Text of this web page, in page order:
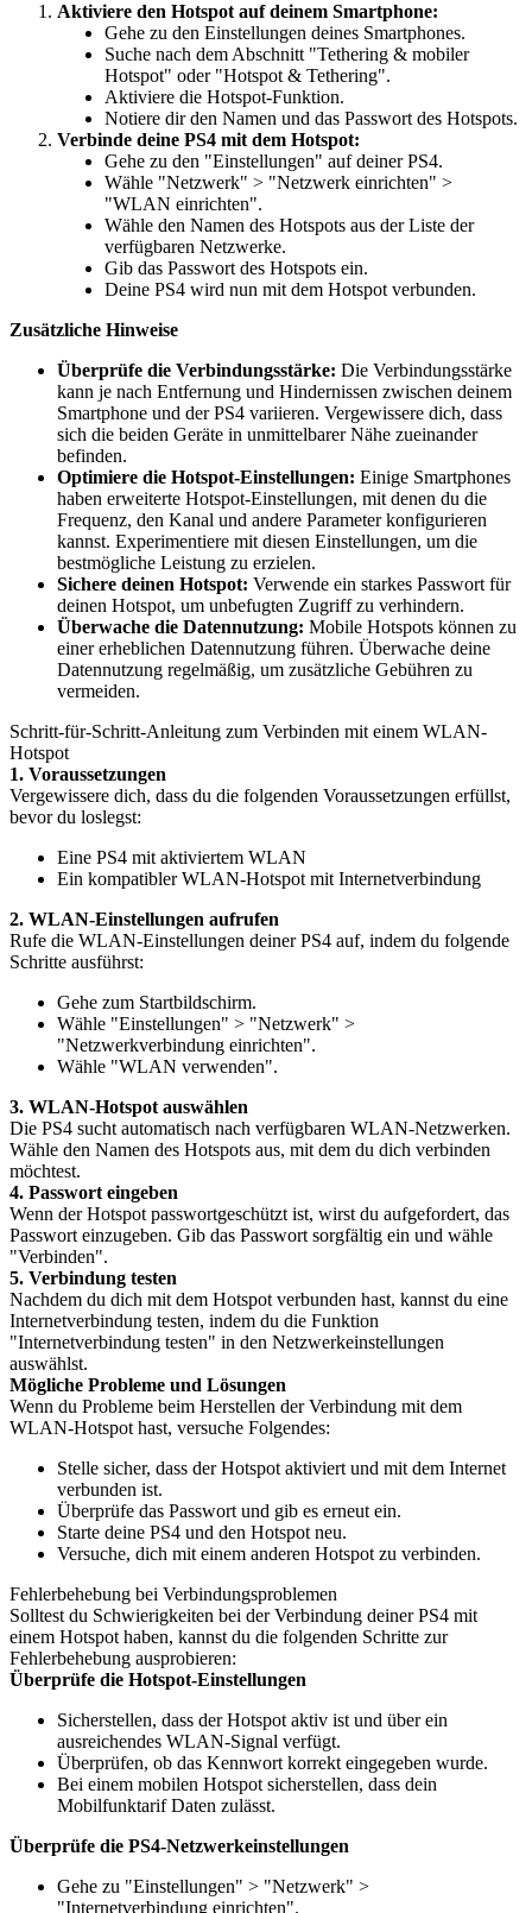
Aktiviere den Hotspot auf deinem Smartphone:
Gehe zu den Einstellungen deines Smartphones.
Suche nach dem Abschnitt "Tethering & mobiler
Hotspot" oder "Hotspot & Tethering".
Aktiviere die Hotspot-Funktion.
Notiere dir den Namen und das Passwort des Hotspots.
Verbinde deine PS4 mit dem Hotspot:
Gehe zu den "Einstellungen" auf deiner PS4.
Wähle "Netzwerk" > "Netzwerk einrichten" >
"WLAN einrichten".
Wähle den Namen des Hotspots aus der Liste der
verfügbaren Netzwerke.
Gib das Passwort des Hotspots ein.
Deine PS4 wird nun mit dem Hotspot verbunden.
Zusätzliche Hinweise
Überprüfe die Verbindungsstärke: Die Verbindungsstärke
kann je nach Entfernung und Hindernissen zwischen deinem
Smartphone und der PS4 variieren. Vergewissere dich, dass
sich die beiden Geräte in unmittelbarer Nähe zueinander
befinden.
Optimiere die Hotspot-Einstellungen: Einige Smartphones
haben erweiterte Hotspot-Einstellungen, mit denen du die
Frequenz, den Kanal und andere Parameter konfigurieren
kannst. Experimentiere mit diesen Einstellungen, um die
bestmögliche Leistung zu erzielen.
Sichere deinen Hotspot: Verwende ein starkes Passwort für
deinen Hotspot, um unbefugten Zugriff zu verhindern.
Überwache die Datennutzung: Mobile Hotspots können zu
einer erheblichen Datennutzung führen. Überwache deine
Datennutzung regelmäßig, um zusätzliche Gebühren zu
vermeiden.
Schritt-für-Schritt-Anleitung zum Verbinden mit einem WLAN-
Hotspot
1. Voraussetzungen
Vergewissere dich, dass du die folgenden Voraussetzungen erfüllst,
bevor du loslegst:
Eine PS4 mit aktiviertem WLAN
Ein kompatibler WLAN-Hotspot mit Internetverbindung
2. WLAN-Einstellungen aufrufen
Rufe die WLAN-Einstellungen deiner PS4 auf, indem du folgende
Schritte ausführst:
Gehe zum Startbildschirm.
Wähle "Einstellungen" > "Netzwerk" >
"Netzwerkverbindung einrichten".
Wähle "WLAN verwenden".
3. WLAN-Hotspot auswählen
Die PS4 sucht automatisch nach verfügbaren WLAN-Netzwerken.
Wähle den Namen des Hotspots aus, mit dem du dich verbinden
möchtest.
4. Passwort eingeben
Wenn der Hotspot passwortgeschützt ist, wirst du aufgefordert, das
Passwort einzugeben. Gib das Passwort sorgfältig ein und wähle
"Verbinden".
5. Verbindung testen
Nachdem du dich mit dem Hotspot verbunden hast, kannst du eine
Internetverbindung testen, indem du die Funktion
"Internetverbindung testen" in den Netzwerkeinstellungen
auswählst.
Mögliche Probleme und Lösungen
Wenn du Probleme beim Herstellen der Verbindung mit dem
WLAN-Hotspot hast, versuche Folgendes:
Stelle sicher, dass der Hotspot aktiviert und mit dem Internet
verbunden ist.
Überprüfe das Passwort und gib es erneut ein.
Starte deine PS4 und den Hotspot neu.
Versuche, dich mit einem anderen Hotspot zu verbinden.
Fehlerbehebung bei Verbindungsproblemen
Solltest du Schwierigkeiten bei der Verbindung deiner PS4 mit
einem Hotspot haben, kannst du die folgenden Schritte zur
Fehlerbehebung ausprobieren:
Überprüfe die Hotspot-Einstellungen
Sicherstellen, dass der Hotspot aktiv ist und über ein
ausreichendes WLAN-Signal verfügt.
Überprüfen, ob das Kennwort korrekt eingegeben wurde.
Bei einem mobilen Hotspot sicherstellen, dass dein
Mobilfunktarif Daten zulässt.
Überprüfe die PS4-Netzwerkeinstellungen
Gehe zu "Einstellungen" > "Netzwerk" >
"Internetverbindung einrichten".